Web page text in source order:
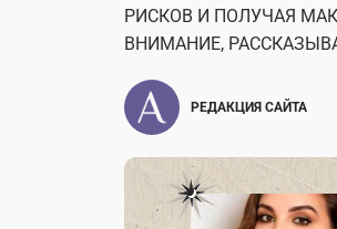
РИСКОВ И ПОЛУЧАЯ
ВНИМАНИЕ,
РЕДАКЦИЯ САЙТА